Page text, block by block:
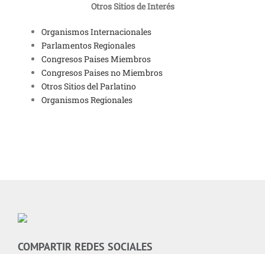
Otros Sitios de Interés
Organismos Internacionales
Parlamentos Regionales
Congresos Paises Miembros
Congresos Paises no Miembros
Otros Sitios del Parlatino
Organismos Regionales
COMPARTIR REDES SOCIALES